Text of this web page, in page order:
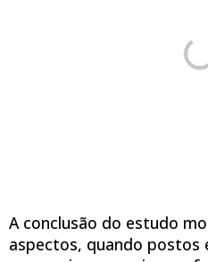
A conclusão do estudo
aspectos, quando postos